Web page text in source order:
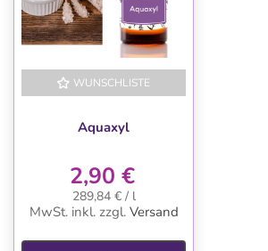
WUNSCHLISTE
Aquaxyl
2,90 €
289,84 € / l
MwSt. inkl. zzgl. Versand